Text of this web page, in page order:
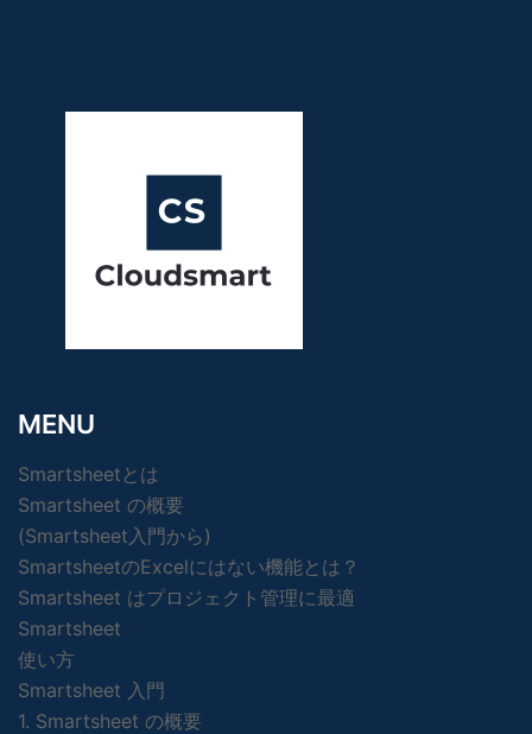
MENU
Smartsheetとは
Smartsheet の概要
(Smartsheet入門から)
SmartsheetのExcelにはない機能とは？
Smartsheet はプロジェクト管理に最適
Smartsheet
使い方
Smartsheet 入門
1. Smartsheet の概要